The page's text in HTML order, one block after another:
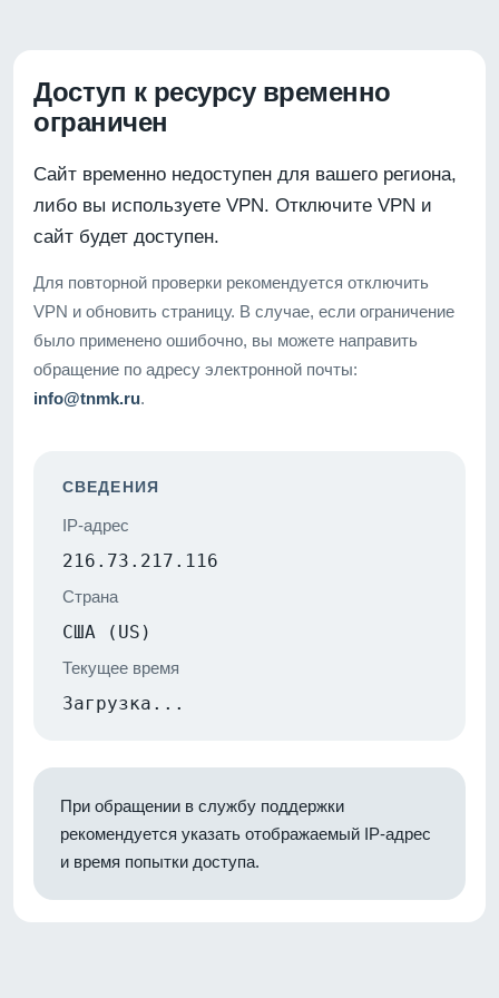
Доступ к ресурсу временно
ограничен
Сайт временно недоступен для вашего региона,
либо вы используете VPN. Отключите VPN и
сайт будет доступен.
Для повторной проверки рекомендуется отключить
VPN и обновить страницу. В случае, если ограничение
было применено ошибочно, вы можете направить
обращение по адресу электронной почты:
info@tnmk.ru.
СВЕДЕНИЯ
IP-адрес
216.73.217.116
Страна
США (US)
Текущее время
Загрузка...
При обращении в службу поддержки
рекомендуется указать отображаемый IP-адрес
и время попытки доступа.